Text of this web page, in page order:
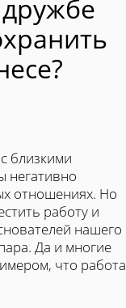
близкими
негативно
отношениях. Но
работу и
нашего
Да и многие
что работа